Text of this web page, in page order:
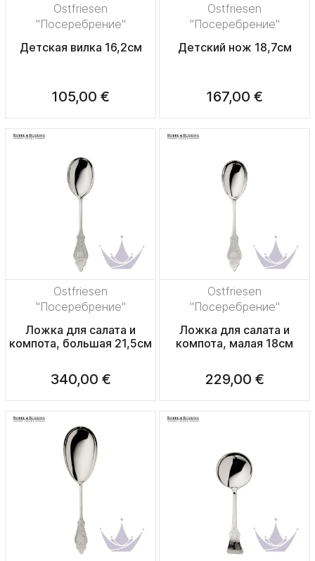
Ostfriesen
"Посеребрение"
Детская вилка 16,2см
105,00 €
Ostfriesen
"Посеребрение"
Детский нож 18,7см
167,00 €
Ostfriesen
"Посеребрение"
Ложка для салата и
компота, большая 21,5см
340,00 €
Ostfriesen
"Посеребрение"
Ложка для салата и
компота, малая 18см
229,00 €